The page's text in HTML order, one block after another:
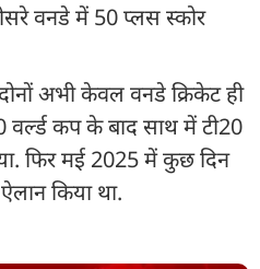
वनडे में 50 प्लस स्कोर
अभी केवल वनडे क्रिकेट ही
कप के बाद साथ में टी20
फिर मई 2025 में कुछ दिन
किया था.